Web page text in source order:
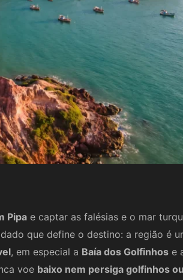
Pipa e captar as falésias e o mar
que define o destino: a região é
, em especial a Baía dos Golfinhos e
voe baixo nem persiga golfinhos